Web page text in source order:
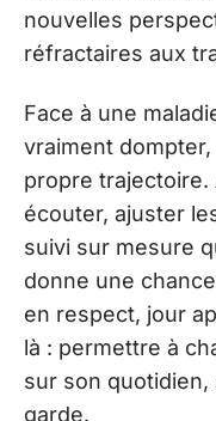
nouvelles
réfractaires aux
Face à une
vraiment
propre trajectoire.
écouter, ajuster
suivi sur mesure
donne une
en respect, jour
là : permettre à
sur son quotidien,
garde.